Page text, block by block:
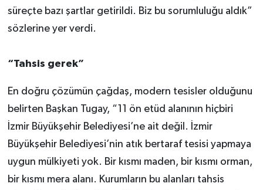
süreçte bazı şartlar getirildi. Biz bu sorumluluğu aldık”
sözlerine yer verdi.
“Tahsis gerek”
En doğru çözümün çağdaş, modern tesisler olduğunu
belirten Başkan Tugay, “11 ön etüd alanının hiçbiri
İzmir Büyükşehir Belediyesi’ne ait değil. İzmir
Büyükşehir Belediyesi’nin atık bertaraf tesisi yapmaya
uygun mülkiyeti yok. Bir kısmı maden, bir kısmı orman,
bir kısmı mera alanı. Kurumların bu alanları tahsis